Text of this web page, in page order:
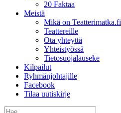
20 Faktaa
Meistä
Mikä on Teatterimatka.fi
Teattereille
Ota yhteyttä
Yhteistyössä
Tietosuojalauseke
Kilpailut
Ryhmänjohtajille
Facebook
Tilaa uutiskirje
Etsi